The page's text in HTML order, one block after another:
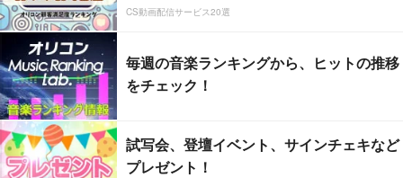
CS動画配信サービス20選
毎週の音楽ランキングから、ヒットの推移
をチェック！
試写会、登壇イベント、サインチェキなど
プレゼント！